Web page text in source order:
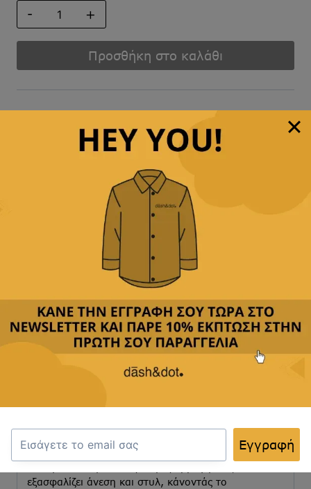
ΓΡΑΒΑΤΑΣ
Προσθήκη στο καλάθι
Παρέχουμε δωρεάν μεταφορικά με αγορές άνω των
Περιγραφή
Κριτικές(0)
Αποστολή & Επιστροφές
Το κλιπ γραβάτας είναι το ιδανικό αξεσουάρ για να
όλη τη διάρκεια της ημέρας. Κατασκευασμένο από
σχέδιο, είναι το τέλειο αξεσουάρ για κάθε
επαγγελματική ή επίσημη εμφάνιση.
εξασφαλίζει άνεση και στυλ, κάνοντάς το
Εγγραφή